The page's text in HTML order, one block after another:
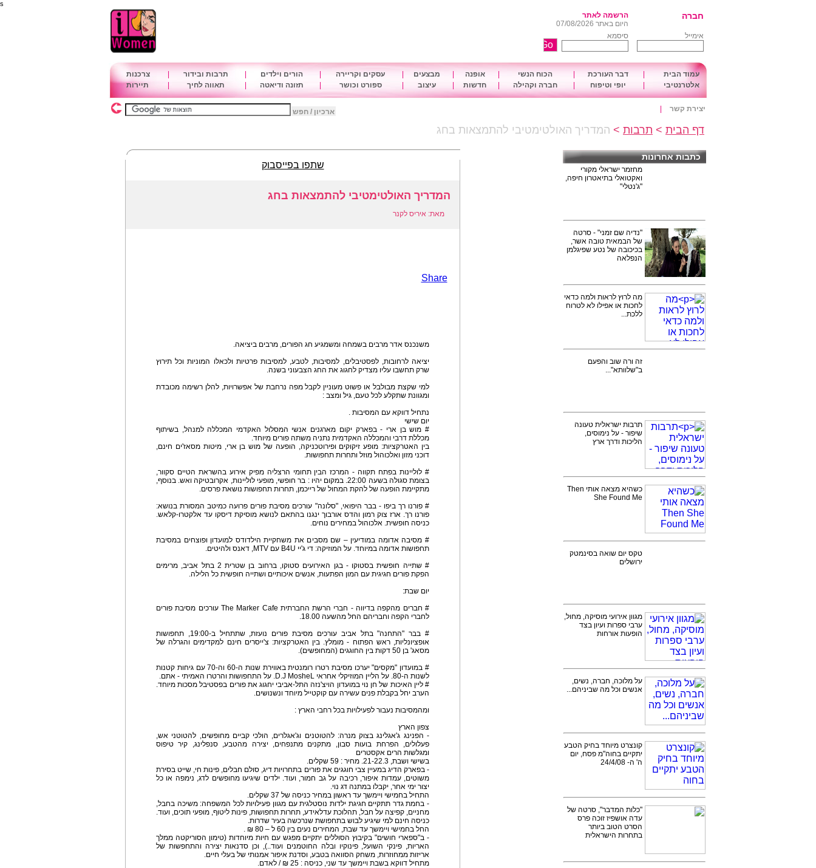
s
חברה
הרשמה לאתר
היום באתר 07/08/2026
אימייל
סיסמא
עמוד הבית דבר העורכת הכוח הנשי אופנה מבצעים עסקים וקריירה הורים וילדים תרבות ובידור
צרכנות
אלטרנטיבי
יופי וטיפוח חברה וקהילה חדשות עיצוב ספורט וכושר תזונה ודיאטה תאווה לחיך תיירות
יצירת קשר ארכיון / חפש
דף הבית > תרבות > המדריך האולטימטיבי להתמצאות בחג
כתבות אחרונות
מחזמר ישראלי מקורי
ואקטואלי בתיאטרון חיפה,
"ג'נטלי"
"נדיה שם זמני" - סרטה
של הבמאית טובה אשר,
בכיכובה של נטע שפיגלמן
הנפלאה
מה לרוץ לראות ולמה כדאי
לחכות או אפילו לא לטרוח
ללכת...
זה ורה שוב והפעם
ב"שלוותא"...
תרבות ישראלית טעונה
שיפור - על נימוסים,
הליכות ודרך ארץ
כשהיא מצאה אותי Then
She Found Me
טקס יום שואה בסינמטק
ירושלים
מגוון אירועי מוסיקה, מחול,
ערבי ספרות ועיון בצד
הופעות אורחות
על מלוכה, חברה, נשים,
אנשים וכל מה שביניהם...
קונצרט מיוחד בחיק הטבע
יתקיים בחוה"מ פסח, יום
ה' ה- 24/4/08
"כלות המדבר", סרטה של
עדה אושפיז זוכה פרס
הסרט הטוב ביותר
בתחרות הישראלית
שתפו בפייסבוק
המדריך האולטימטיבי להתמצאות בחג
מאת: איריס לקנר
Share
משנכנס אדר מרבים בשמחה ומשמגיע חג הפורים, מרבים ביציאה.
יציאה לרחובות, לפסטיבלים, למסיבות, לטבע, למסיבות פרטיות ולכאלו המוניות וכל תירוץ
שרק תחשבו עליו מצדיק לחגוג את החג הצבעוני בשנה.
למי שקצת מבולבל או פשוט מעוניין לקבל מפה נרחבת של אפשרויות, להלן רשימה מכובדת
ומגוונת שתקלע לכל טעם, גיל ומצב :
נתחיל דווקא עם המסיבות .
יום שישי
# מוש בן ארי - בפארק יקום מארגנים אנשי המסלול האקדמי המכללה למנהל, בשיתוף
מכללת דרבי והמכללה האקדמית נתניה משתה פורים מיוחד.
בין האטרקציות: מופע זיקוקים ופירוטכניקה, הופעה של מוש בן ארי, מיטות מסאז'ים חינם,
דוכני מזון ואלכוהול מוזל ותחרות תחפושות.
# לוליינות בפתח תקווה - המרכז הבין תחומי הרצליה מפיק אירוע בהשראת הטיים סקוור,
בצומת סגולה בשעה 22:00. במקום יהיו : בר חופשי, מופעי לוליינות, אקרובטיקה ואש. בנוסף,
מתקיימת הופעה של להקת המחול של רייכמן, תחרות תחפושות נושאת פרסים.
# פורנו רך ביפו - בבר היפואי, "סלונה" עורכים מסיבת פורים פרועה כמיטב המסורת בנושא:
פורנו רך. ארז צוק רמון והדס אורבוך ינגנו בהתאם לנושא מוסיקת דיסקו עד אלקטרו-קלאש.
כניסה חופשית. אלכוהול במחירים נוחים.
# מסיבה אדומה במודיעין – שם מסבים את משחקיית הילדודס למועדון ופוצחים במסיבת
תחפושות אדומה במיוחד. על המוזיקה: די ג'יי B4U עם MTV, דאנס ולהיטים.
# שתייה חופשית בסטוקו - בגן האירועים סטוקו, ברחוב בן שטרית 2 בתל אביב, מרימים
הפקת פורים חגיגית עם המון הפתעות, אנשים איכותיים ושתייה חופשית כל הלילה.
יום שבת:
# חברים מהקפה בדיווה - חברי הרשת החברתית The Marker Cafe עורכים מסיבת פורים
לחברי הקפה וחבריהם החל מהשעה 18.00.
# בבר "התחנה" בתל אביב עורכים מסיבת פורים נועזת, שתתחיל ב-19:00, תחפושות
אופציונליות, ראש הפתוח - מומלץ. בין האטרקציות: צ'ייסרים חינם למקדימים והגרלה של
מסאג' בן 50 דקות בין החוגגים (המחופשים).
# במועדון "מקסים" יערכו מסיבת רטרו רומנטית באווירת שנות ה-60 וה-70 עם גיחות קטנות
לשנות ה-80. על הליין המוזיקלי אחראי D.J MosheL. על התחפושות והרטרו האמיתי - אתם.
# ליין האיכות של חן נוי במועדון הויצ'נזה התל-אביבי יחגוג את פורים בפסטיבל מסכות מיוחד.
הערב יחל בקבלת פנים עשירה עם קוקטייל מיוחד ונשנושים.
ומהמסיבות נעבור לפעילויות בכל רחבי הארץ :
צפון הארץ
- הפנינג ג'אגלינג בצוק מנרה: להטוטנים וג'אגלרים, הולכי קביים מחופשים, להטוטני אש,
פעלולים, הפרחת בועות סבון, מתקנים מתנפחים, יצירה מהטבע, סנפלינג, קיר טיפוס
ומגלשות הרים אקסטרים
בשישי ושבת, 21-22.3. מחיר : 59 שקלים.
- בפארק הדיג במעיין צבי חוגגים את פורים בתחרויות דיג, סולם חבלים, פינות חי, שייט בסירת
משוטים, עמדות איפור, רכיבה על גב חמור, ועוד. ילדים שיגיעו מחופשים לדג, נימפה או כל
יצור ימי אחר, יקבלו במתנה דג נוי.
התחיל בחמישי ויימשך עד ראשון במחיר כניסה של 37 שקלים.
- בחמת גדר תתקיים חגיגת ילדות נוסטלגית עם מגוון פעילויות לכל המשפחה: משיכה בחבל,
מחניים, קפיצה על חבל, תהלוכת עדלאידע, תחרות תחפושות, פינות ליטוף, מופעי תוכים, ועוד.
כניסה חינם למי שיגיע לבוש בתחפושת שנרכשה בעיר שדרות.
החל בחמישי ויימשך עד שבת, המחירים נעים בין 60 ל – 80 ₪ .
- ב"ספארי חושים" בקיבוץ הסוללים יתקיים מפגש עם חיות מיוחדות (טימון הסוריקטה ממלך
האריות, פינקי השועל, פינוקיו ובלה החוטמנים ועוד..), וכן סדנאות יצירה והתחפשות של
אריזות ממחוזרות, משחק הסוואה בטבע, וסדנת איפור אמנותי של בעלי חיים.
מתחיל דווקא בשבת ויימשך עד שני, כניסה : 25 ₪ / לאדם.